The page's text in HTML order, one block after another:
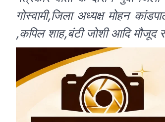
गोस्वामी,जिला अध्यक्ष मोहन
,कपिल शाह,बंटी जोशी आदि मौजूद